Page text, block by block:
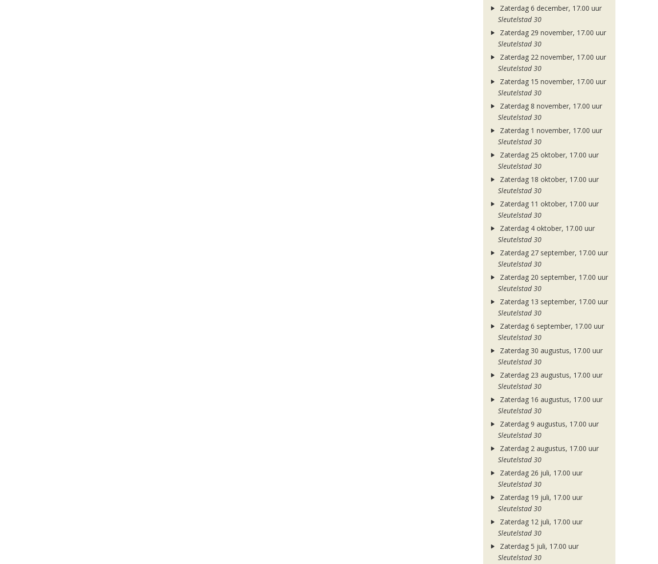
Zaterdag 6 december, 17.00 uur
Sleutelstad 30
Zaterdag 29 november, 17.00 uur
Sleutelstad 30
Zaterdag 22 november, 17.00 uur
Sleutelstad 30
Zaterdag 15 november, 17.00 uur
Sleutelstad 30
Zaterdag 8 november, 17.00 uur
Sleutelstad 30
Zaterdag 1 november, 17.00 uur
Sleutelstad 30
Zaterdag 25 oktober, 17.00 uur
Sleutelstad 30
Zaterdag 18 oktober, 17.00 uur
Sleutelstad 30
Zaterdag 11 oktober, 17.00 uur
Sleutelstad 30
Zaterdag 4 oktober, 17.00 uur
Sleutelstad 30
Zaterdag 27 september, 17.00 uur
Sleutelstad 30
Zaterdag 20 september, 17.00 uur
Sleutelstad 30
Zaterdag 13 september, 17.00 uur
Sleutelstad 30
Zaterdag 6 september, 17.00 uur
Sleutelstad 30
Zaterdag 30 augustus, 17.00 uur
Sleutelstad 30
Zaterdag 23 augustus, 17.00 uur
Sleutelstad 30
Zaterdag 16 augustus, 17.00 uur
Sleutelstad 30
Zaterdag 9 augustus, 17.00 uur
Sleutelstad 30
Zaterdag 2 augustus, 17.00 uur
Sleutelstad 30
Zaterdag 26 juli, 17.00 uur
Sleutelstad 30
Zaterdag 19 juli, 17.00 uur
Sleutelstad 30
Zaterdag 12 juli, 17.00 uur
Sleutelstad 30
Zaterdag 5 juli, 17.00 uur
Sleutelstad 30